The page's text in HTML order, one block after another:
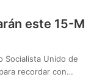
este 15-M
Socialista Unido de
recordar con…